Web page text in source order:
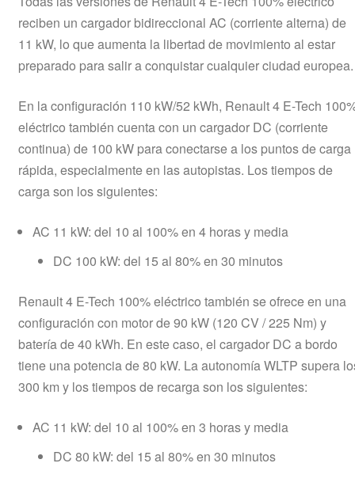
reciben un cargador bidireccional AC (corriente alterna) de
11 kW, lo que aumenta la libertad de movimiento al estar
preparado para salir a conquistar cualquier ciudad europea.
En la configuración 110 kW/52 kWh, Renault 4 E-Tech
eléctrico también cuenta con un cargador DC (corriente
continua) de 100 kW para conectarse a los puntos de carga
rápida, especialmente en las autopistas. Los tiempos de
carga son los siguientes:
AC 11 kW: del 10 al 100% en 4 horas y media
DC 100 kW: del 15 al 80% en 30 minutos
Renault 4 E-Tech 100% eléctrico también se ofrece en una
configuración con motor de 90 kW (120 CV / 225 Nm) y
batería de 40 kWh. En este caso, el cargador DC a bordo
tiene una potencia de 80 kW. La autonomía WLTP supera
300 km y los tiempos de recarga son los siguientes:
AC 11 kW: del 10 al 100% en 3 horas y media
DC 80 kW: del 15 al 80% en 30 minutos